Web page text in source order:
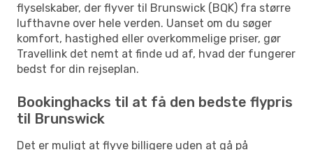
flyselskaber, der flyver til Brunswick (BQK) fra større
lufthavne over hele verden. Uanset om du søger
komfort, hastighed eller overkommelige priser, gør
Travellink det nemt at finde ud af, hvad der fungerer
bedst for din rejseplan.
Bookinghacks til at få den bedste flypris
til Brunswick
Det er muligt at flyve billigere uden at gå på